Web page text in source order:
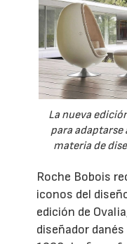
La nueva
para adaptarse
materia de
Roche Bobois
iconos del
edición de
diseñador